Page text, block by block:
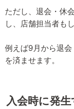
ただし、退会・休
し、店舗担当者も
例えば9月から退
を済ませます。
入会時に発